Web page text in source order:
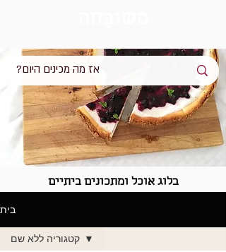
בלוג אוכל ומתכונים ביתיים
בית
קטגוריה ללא שם